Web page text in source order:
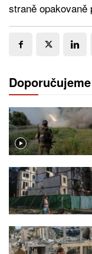
straně opakovaně
Doporučujeme